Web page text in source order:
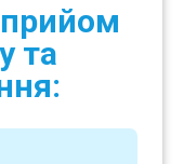
та